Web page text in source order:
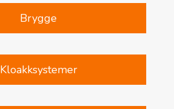
Brygge
Kloakksystemer